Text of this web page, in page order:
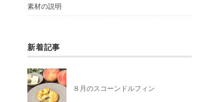
素材の説明
新着記事
８月のスコーンドルフィン